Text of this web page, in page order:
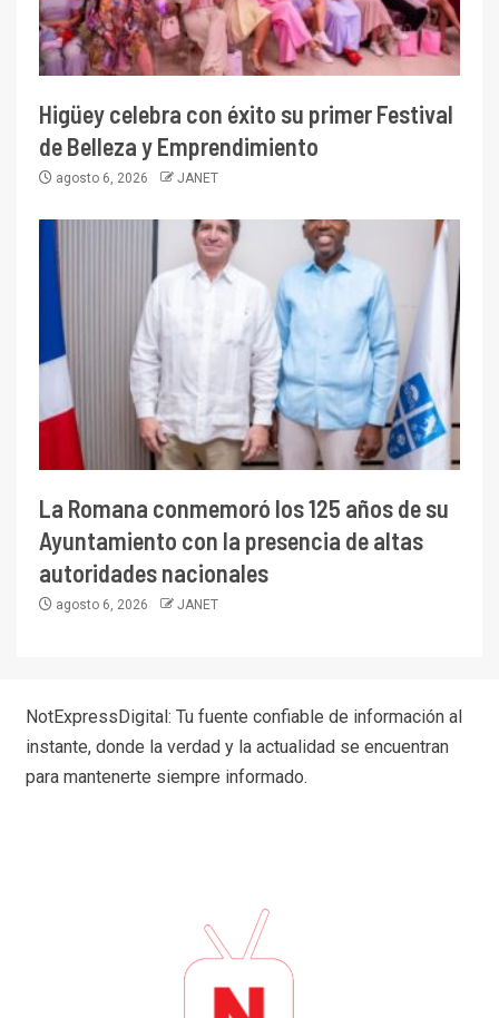
Higüey celebra con éxito su primer Festival
de Belleza y Emprendimiento
agosto 6, 2026 JANET
La Romana conmemoró los 125 años de su
Ayuntamiento con la presencia de altas
autoridades nacionales
agosto 6, 2026 JANET
NotExpressDigital: Tu fuente confiable de información al
instante, donde la verdad y la actualidad se encuentran
para mantenerte siempre informado.